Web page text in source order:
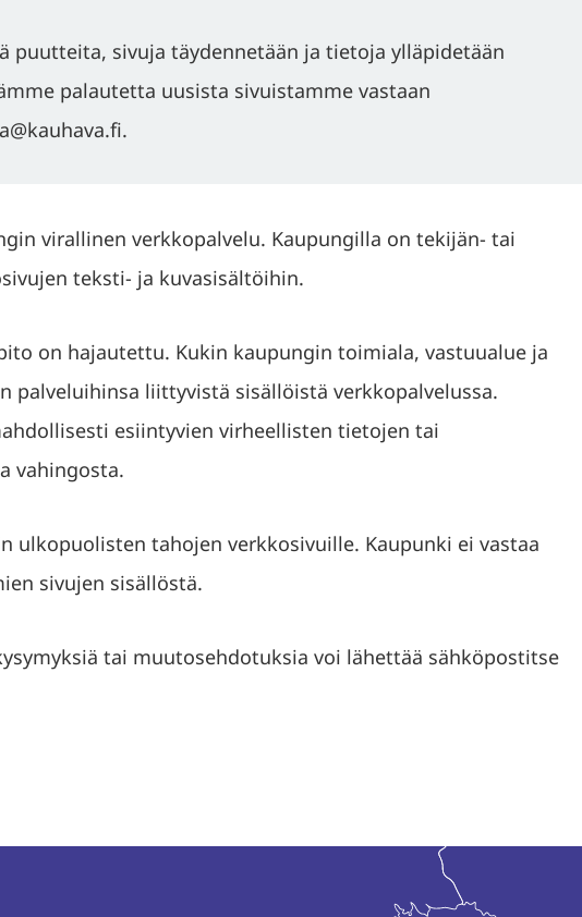
puutteita, sivuja täydennetään ja tietoja ylläpidetään
palautetta uusista sivuistamme vastaan
virallinen verkkopalvelu. Kaupungilla on tekijän- tai
teksti- ja kuvasisältöihin.
on hajautettu. Kukin kaupungin toimiala, vastuualue ja
palveluihinsa liittyvistä sisällöistä verkkopalvelussa.
esiintyvien virheellisten tietojen tai
vahingosta.
ulkopuolisten tahojen verkkosivuille. Kaupunki ei vastaa
sivujen sisällöstä.
tai muutosehdotuksia voi lähettää sähköpostitse